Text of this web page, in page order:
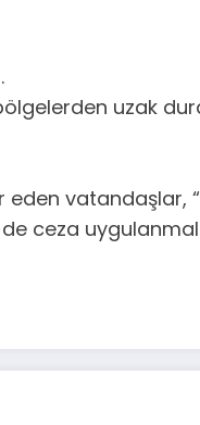
uzak
vatandaşlar,
ceza